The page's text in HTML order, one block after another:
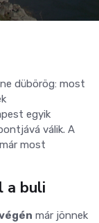
dübörög: most
egyik
válik. A
most
a buli
már jönnek